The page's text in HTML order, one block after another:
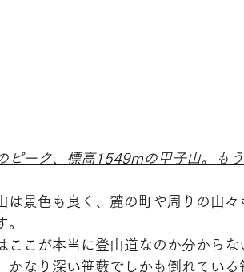
ピーク、標高1549mの甲子山。も
は景色も良く、麓の町や周りの山
。
ここが本当に登山道なのか分から
かなり深い笹藪でしかも倒れてい